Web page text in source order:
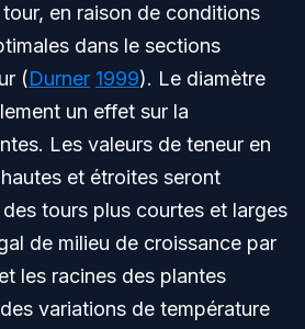
en raison de conditions
dans le sections
(Durner 1999). Le diamètre
un effet sur la
Les valeurs de teneur en
et étroites seront
tours plus courtes et larges
de milieu de croissance par
les racines des plantes
variations de température